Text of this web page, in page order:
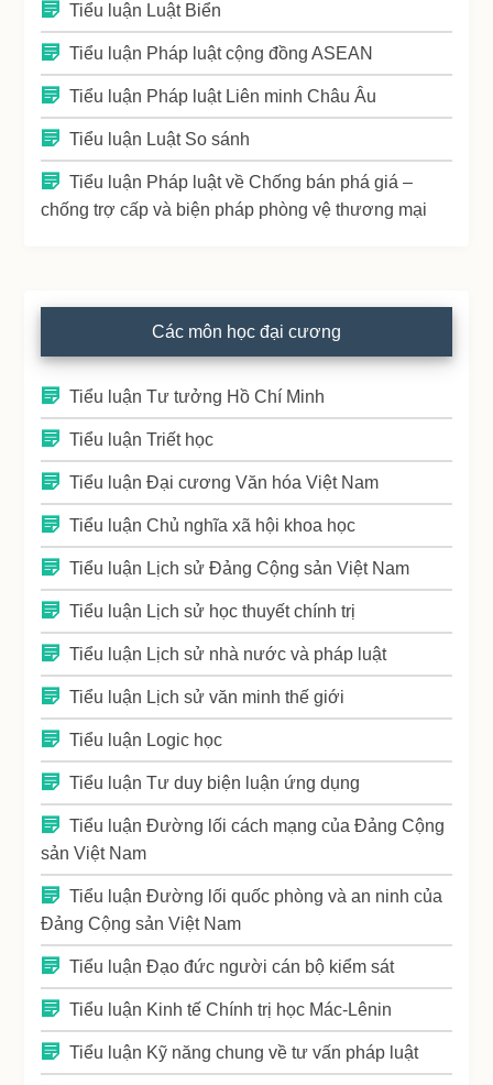
Tiểu luận Luật Biển
Tiểu luận Pháp luật cộng đồng ASEAN
Tiểu luận Pháp luật Liên minh Châu Âu
Tiểu luận Luật So sánh
Tiểu luận Pháp luật về Chống bán phá giá –
chống trợ cấp và biện pháp phòng vệ thương mại
Các môn học đại cương
Tiểu luận Tư tưởng Hồ Chí Minh
Tiểu luận Triết học
Tiểu luận Đại cương Văn hóa Việt Nam
Tiểu luận Chủ nghĩa xã hội khoa học
Tiểu luận Lịch sử Đảng Cộng sản Việt Nam
Tiểu luận Lịch sử học thuyết chính trị
Tiểu luận Lịch sử nhà nước và pháp luật
Tiểu luận Lịch sử văn minh thế giới
Tiểu luận Logic học
Tiểu luận Tư duy biện luận ứng dụng
Tiểu luận Đường lối cách mạng của Đảng Cộng
sản Việt Nam
Tiểu luận Đường lối quốc phòng và an ninh của
Đảng Cộng sản Việt Nam
Tiểu luận Đạo đức người cán bộ kiểm sát
Tiểu luận Kinh tế Chính trị học Mác-Lênin
Tiểu luận Kỹ năng chung về tư vấn pháp luật